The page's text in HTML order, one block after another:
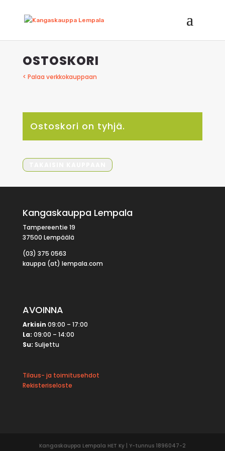
OSTOSKORI
< Palaa verkkokauppaan
Ostoskori on tyhjä.
Kangaskauppa Lempala
Tampereentie 19
37500 Lempäälä
(03) 375 0563
kauppa (at) lempala.com
AVOINNA
Arkisin 09:00 – 17:00
La: 09:00 – 14:00
Su: Suljettu
Tilaus- ja toimitusehdot
Rekisteriseloste
Kangaskauppa Lempala HET Ky | Y-tunnus 1896047-2